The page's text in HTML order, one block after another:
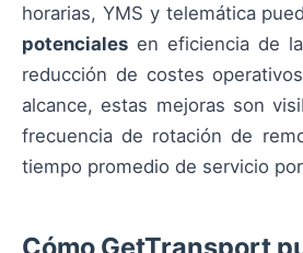
horarias, YMS y telemática
potenciales en eficiencia de
reducción de costes
alcance, estas mejoras son
frecuencia de rotación de
tiempo promedio de servicio
Cómo GetTransport